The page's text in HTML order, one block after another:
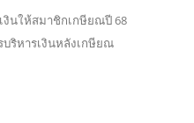
งินให้สมาชิกเกษียณปี 68
ริหารเงินหลังเกษียณ